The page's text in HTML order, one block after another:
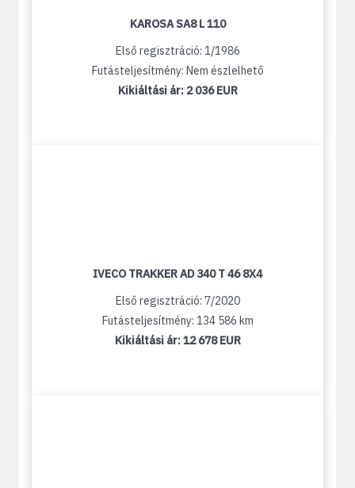
KAROSA SA8 L 110
Első regisztráció: 1/1986
Futásteljesítmény: Nem észlelhető
Kikiáltási ár: 2 036 EUR
IVECO TRAKKER AD 340 T 46 8X4
Első regisztráció: 7/2020
Futásteljesítmény: 134 586 km
Kikiáltási ár:12 678 EUR